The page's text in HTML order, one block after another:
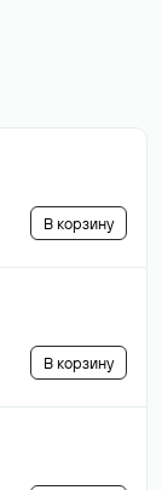
В корзину
В корзину